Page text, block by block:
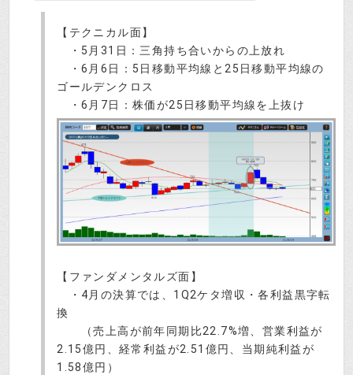
【テクニカル面】
・5月31日：三角持ち合いからの上放れ
・6月6日：5日移動平均線と25日移動平均線の
ゴールデンクロス
・6月7日：株価が25日移動平均線を上抜け
【ファンダメンタルズ面】
・4月の決算では、1Q2ケタ増収・各利益黒字転
換
（売上高が前年同期比22.7%増、営業利益が
2.15億円、経常利益が2.51億円、当期純利益が
1.58億円）